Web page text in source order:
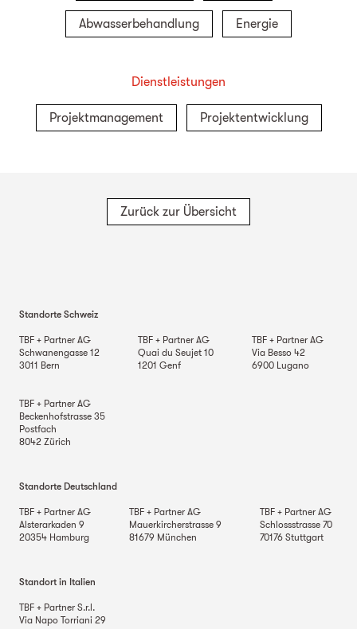
Abwasserbehandlung Energie
Dienstleistungen
Projektmanagement Projektentwicklung
Zurück zur Übersicht
Standorte Schweiz
TBF + Partner AG
Schwanengasse 12
3011 Bern
TBF + Partner AG
Quai du Seujet 10
1201 Genf
TBF + Partner AG
Via Besso 42
6900 Lugano
TBF + Partner AG
Beckenhofstrasse 35
Postfach
8042 Zürich
Standorte Deutschland
TBF + Partner AG
Alsterarkaden 9
20354 Hamburg
TBF + Partner AG
Mauerkircherstrasse 9
81679 München
TBF + Partner AG
Schlossstrasse 70
70176 Stuttgart
Standort in Italien
TBF + Partner S.r.l.
Via Napo Torriani 29